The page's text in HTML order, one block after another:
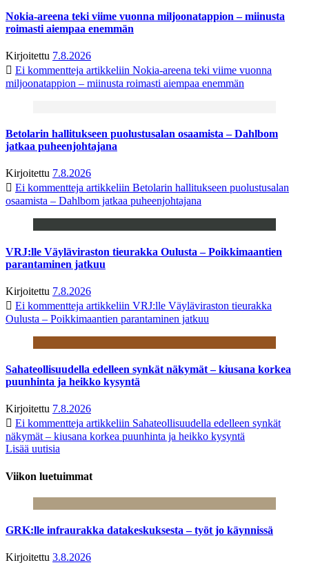
Nokia-areena teki viime vuonna miljoonatappion – miinusta
roimasti aiempaa enemmän
Kirjoitettu 7.8.2026
Ei kommentteja artikkeliin Nokia-areena teki viime vuonna
miljoonatappion – miinusta roimasti aiempaa enemmän
Betolarin hallitukseen puolustusalan osaamista – Dahlbom
jatkaa puheenjohtajana
Kirjoitettu 7.8.2026
Ei kommentteja artikkeliin Betolarin hallitukseen puolustusalan
osaamista – Dahlbom jatkaa puheenjohtajana
VRJ:lle Väyläviraston tieurakka Oulusta – Poikkimaantien
parantaminen jatkuu
Kirjoitettu 7.8.2026
Ei kommentteja artikkeliin VRJ:lle Väyläviraston tieurakka
Oulusta – Poikkimaantien parantaminen jatkuu
Sahateollisuudella edelleen synkät näkymät – kiusana korkea
puunhinta ja heikko kysyntä
Kirjoitettu 7.8.2026
Ei kommentteja artikkeliin Sahateollisuudella edelleen synkät
näkymät – kiusana korkea puunhinta ja heikko kysyntä
Lisää uutisia
Viikon luetuimmat
GRK:lle infraurakka datakeskuksesta – työt jo käynnissä
Kirjoitettu 3.8.2026